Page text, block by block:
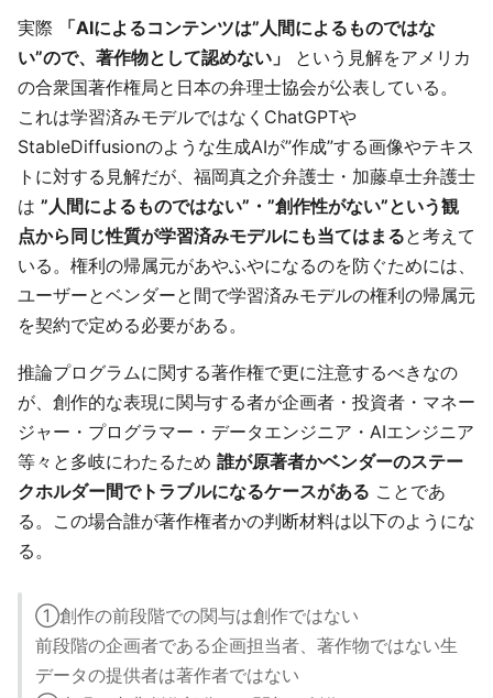
実際
「AIによるコンテンツは”人間によるものではな
い”ので、著作物として認めない」
という見解をアメリカ
の合衆国著作権局と日本の弁理士協会が公表している。
これは学習済みモデルではなくChatGPTや
StableDiffusionのような生成AIが”作成”する画像やテキス
トに対する見解だが、福岡真之介弁護士・加藤卓士弁護士
は ”人間によるものではない”・”創作性がない”という観
点から同じ性質が学習済みモデルにも当てはまると考えて
いる。権利の帰属元があやふやになるのを防ぐためには、
ユーザーとベンダーと間で学習済みモデルの権利の帰属元
を契約で定める必要がある。
推論プログラムに関する著作権で更に注意するべきなの
が、創作的な表現に関与する者が企画者・投資者・マネー
ジャー・プログラマー・データエンジニア・AIエンジニア
等々と多岐にわたるため 誰が原著者かベンダーのステー
クホルダー間でトラブルになるケースがある ことであ
る。この場合誰が著作権者かの判断材料は以下のようにな
る。
①創作の前段階での関与は創作ではない
前段階の企画者である企画担当者、著作物ではない生
データの提供者は著作者ではない